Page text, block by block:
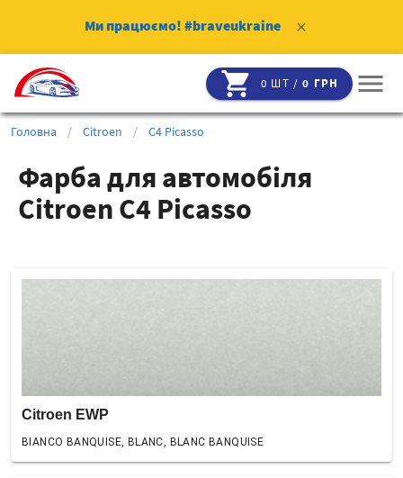
Ми працюємо! #braveukraine clear
shopping_cart 0 ШТ /0 ГРН menu
Головна / Citroen / C4 Picasso
Фарба для автомобіля
Citroen C4 Picasso
Citroen EWP
BIANCO BANQUISE, BLANC, BLANC BANQUISE